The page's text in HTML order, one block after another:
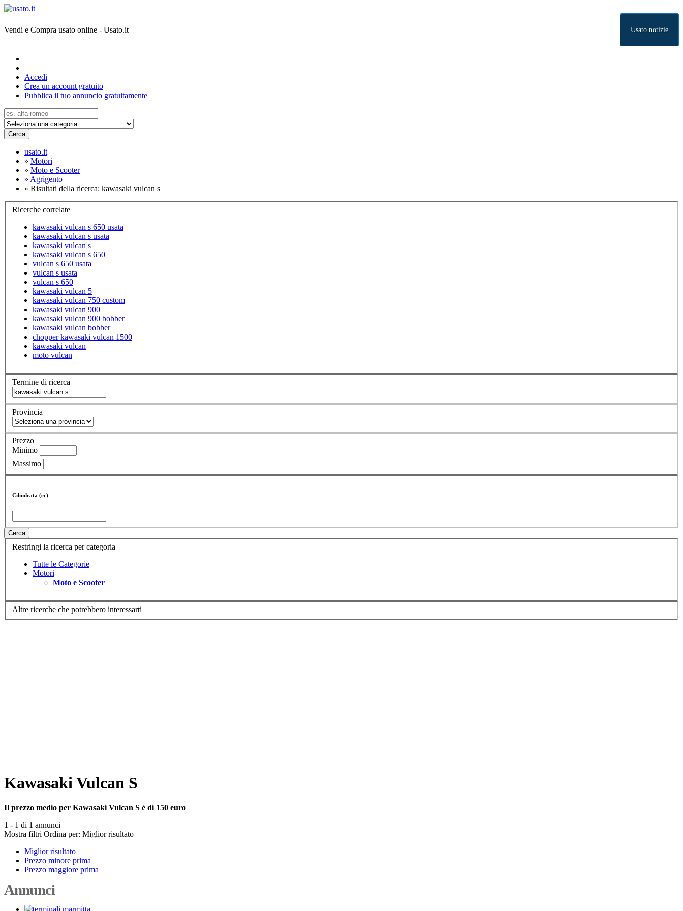
Vendi e Compra usato online - Usato.it Usato notizie
Accedi
Crea un account gratuito
Pubblica il tuo annuncio gratuitamente
Cerca
usato.it
» Motori
» Moto e Scooter
» Agrigento
» Risultati della ricerca: kawasaki vulcan s
Ricerche correlate
kawasaki vulcan s 650 usata
kawasaki vulcan s usata
kawasaki vulcan s
kawasaki vulcan s 650
vulcan s 650 usata
vulcan s usata
vulcan s 650
kawasaki vulcan 5
kawasaki vulcan 750 custom
kawasaki vulcan 900
kawasaki vulcan 900 bobber
kawasaki vulcan bobber
chopper kawasaki vulcan 1500
kawasaki vulcan
moto vulcan
Termine di ricerca
Provincia
Prezzo
Minimo
Massimo
Cilindrata (cc)
Cerca
Restringi la ricerca per categoria
Tutte le Categorie
Motori
Moto e Scooter
Altre ricerche che potrebbero interessarti
Kawasaki Vulcan S
Il prezzo medio per Kawasaki Vulcan S è di 150 euro
1 - 1 di 1 annunci
Mostra filtri Ordina per: Miglior risultato
Miglior risultato
Prezzo minore prima
Prezzo maggiore prima
Annunci